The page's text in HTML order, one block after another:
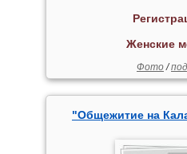
Женские
Фото/
"Общежитие на